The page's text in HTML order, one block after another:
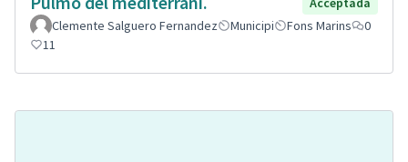
Clemente Salguero Fernandez
Municipi Fons Marins
0
11